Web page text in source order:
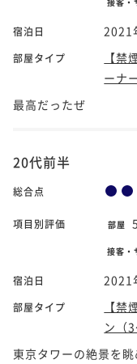
宿泊日 2021
部屋タイプ
【
ーナ
最高だったぜ
20代前半
総合点
項目別評価 部屋 5
接客・
宿泊日 2021
部屋タイプ
【
ン（3
東京タワーの絶景を